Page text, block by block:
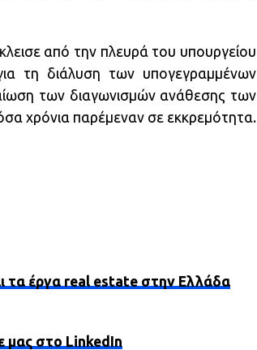
από την πλευρά του υπουργείου
τη διάλυση των υπογεγραμμένων
των διαγωνισμών ανάθεσης των
χρόνια παρέμεναν σε εκκρεμότητα.
τα έργα real estate στην Ελλάδα
μας στο LinkedIn